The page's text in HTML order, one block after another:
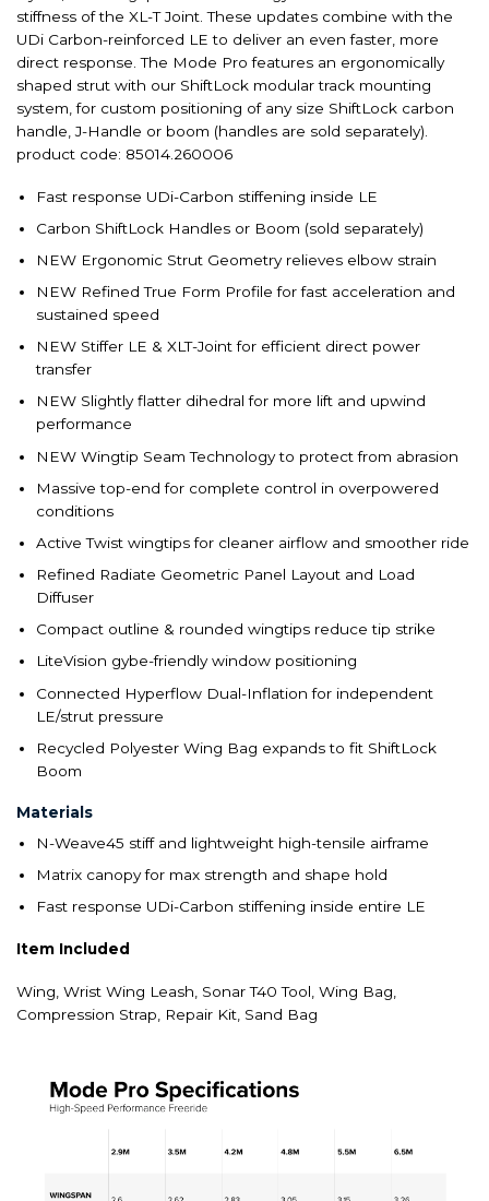
stiffness of the XL-T Joint. These updates combine with the
UDi Carbon-reinforced LE to deliver an even faster, more
direct response. The Mode Pro features an ergonomically
shaped strut with our ShiftLock modular track mounting
system, for custom positioning of any size ShiftLock carbon
handle, J-Handle or boom (handles are sold separately).
product code: 85014.260006
Fast response UDi-Carbon stiffening inside LE
Carbon ShiftLock Handles or Boom (sold separately)
NEW Ergonomic Strut Geometry relieves elbow strain
NEW Refined True Form Profile for fast acceleration and
sustained speed
NEW Stiffer LE & XLT-Joint for efficient direct power
transfer
NEW Slightly flatter dihedral for more lift and upwind
performance
NEW Wingtip Seam Technology to protect from abrasion
Massive top-end for complete control in overpowered
conditions
Active Twist wingtips for cleaner airflow and smoother ride
Refined Radiate Geometric Panel Layout and Load
Diffuser
Compact outline & rounded wingtips reduce tip strike
LiteVision gybe-friendly window positioning
Connected Hyperflow Dual-Inflation for independent
LE/strut pressure
Recycled Polyester Wing Bag expands to fit ShiftLock
Boom
Materials
N-Weave45 stiff and lightweight high-tensile airframe
Matrix canopy for max strength and shape hold
Fast response UDi-Carbon stiffening inside entire LE
Item Included
Wing, Wrist Wing Leash, Sonar T40 Tool, Wing Bag,
Compression Strap, Repair Kit, Sand Bag